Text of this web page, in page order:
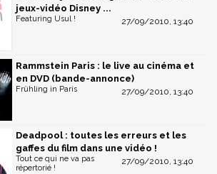
jeux-vidéo Disney ...
27/09/2010, 13:40
Featuring Usul !
Rammstein Paris : le live au cinéma et
en DVD (bande-annonce)
27/09/2010, 13:40
Frühling in Paris
Deadpool : toutes les erreurs et les
gaffes du film dans une vidéo !
27/09/2010, 13:40
Tout ce qui ne va pas
répertorié !